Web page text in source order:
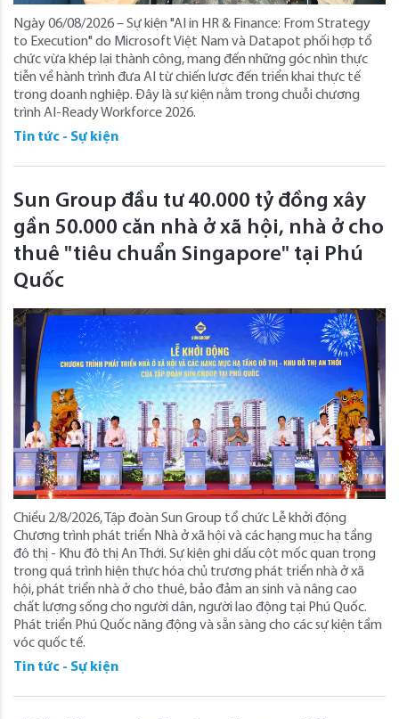
Ngày 06/08/2026 – Sự kiện "AI in HR & Finance: From Strategy
to Execution" do Microsoft Việt Nam và Datapot phối hợp tổ
chức vừa khép lại thành công, mang đến những góc nhìn thực
tiễn về hành trình đưa AI từ chiến lược đến triển khai thực tế
trong doanh nghiệp. Đây là sự kiện nằm trong chuỗi chương
trình AI-Ready Workforce 2026.
Tin tức - Sự kiện
Sun Group đầu tư 40.000 tỷ đồng xây
gần 50.000 căn nhà ở xã hội, nhà ở cho
thuê "tiêu chuẩn Singapore" tại Phú
Quốc
Chiều 2/8/2026, Tập đoàn Sun Group tổ chức Lễ khởi động
Chương trình phát triển Nhà ở xã hội và các hạng mục hạ tầng
đô thị - Khu đô thị An Thới. Sự kiện ghi dấu cột mốc quan trọng
trong quá trình hiện thực hóa chủ trương phát triển nhà ở xã
hội, phát triển nhà ở cho thuê, bảo đảm an sinh và nâng cao
chất lượng sống cho người dân, người lao động tại Phú Quốc.
Phát triển Phú Quốc năng động và sẵn sàng cho các sự kiện tầm
vóc quốc tế.
Tin tức - Sự kiện